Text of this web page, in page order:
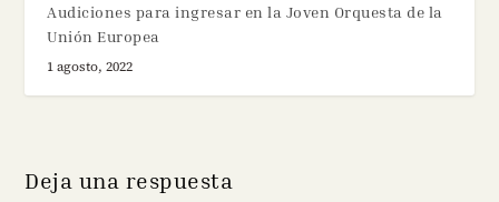
Audiciones para ingresar en la Joven Orquesta de la
Unión Europea
1 agosto, 2022
Deja una respuesta